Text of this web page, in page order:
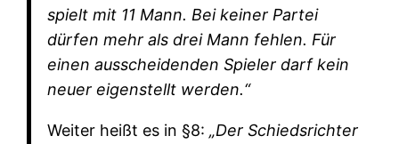
spielt mit 11 Mann. Bei keiner Partei
dürfen mehr als drei Mann fehlen. Für
einen ausscheidenden Spieler darf kein
neuer eigenstellt werden.“
Weiter heißt es in §8: „Der Schiedsrichter